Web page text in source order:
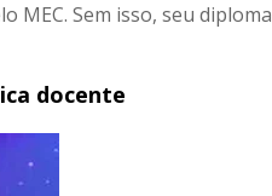
MEC. Sem isso, seu diploma
docente